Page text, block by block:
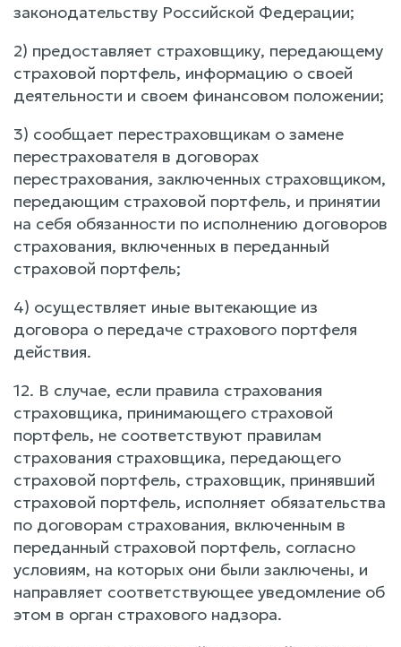
законодательству Российской Федерации;
2) предоставляет страховщику, передающему
страховой портфель, информацию о своей
деятельности и своем финансовом положении;
3) сообщает перестраховщикам о замене
перестрахователя в договорах
перестрахования, заключенных страховщиком,
передающим страховой портфель, и принятии
на себя обязанности по исполнению договоров
страхования, включенных в переданный
страховой портфель;
4) осуществляет иные вытекающие из
договора о передаче страхового портфеля
действия.
12. В случае, если правила страхования
страховщика, принимающего страховой
портфель, не соответствуют правилам
страхования страховщика, передающего
страховой портфель, страховщик, принявший
страховой портфель, исполняет обязательства
по договорам страхования, включенным в
переданный страховой портфель, согласно
условиям, на которых они были заключены, и
направляет соответствующее уведомление об
этом в орган страхового надзора.